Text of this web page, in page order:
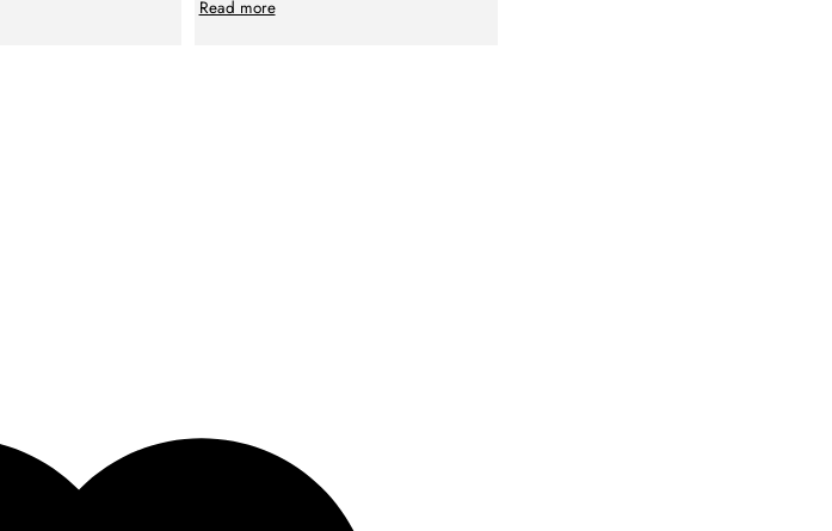
Read more